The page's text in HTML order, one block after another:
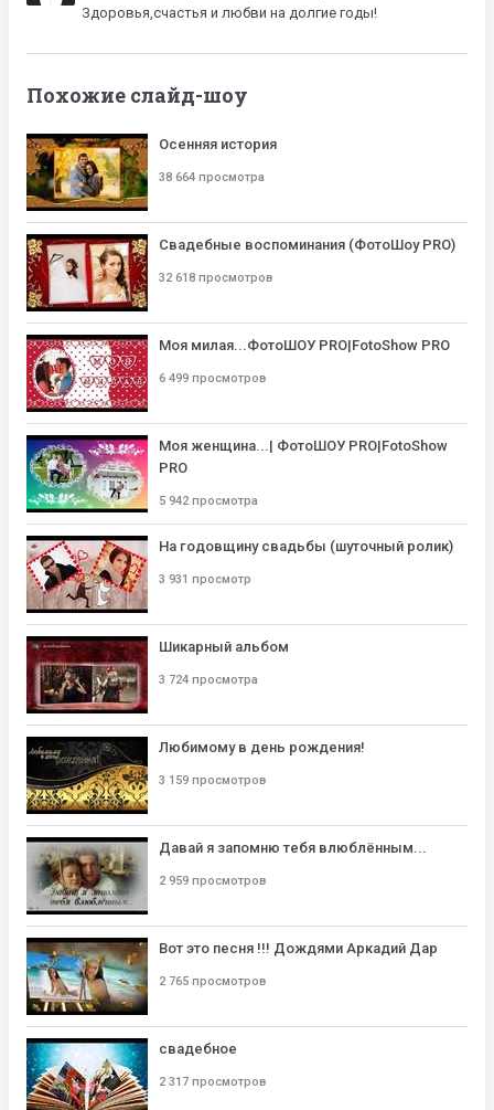
Здоровья,счастья и любви на долгие годы!
Похожие слайд-шоу
Осенняя история
38 664 просмотра
Свадебные воспоминания (ФотоШоу PRO)
32 618 просмотров
Моя милая...ФотоШОУ PRO|FotoShow PRO
6 499 просмотров
Моя женщина...| ФотоШОУ PRO|FotoShow
PRO
5 942 просмотра
На годовщину свадьбы (шуточный ролик)
3 931 просмотр
Шикарный альбом
3 724 просмотра
Любимому в день рождения!
3 159 просмотров
Давай я запомню тебя влюблённым...
2 959 просмотров
Вот это песня !!! Дождями Аркадий Дар
2 765 просмотров
свадебное
2 317 просмотров